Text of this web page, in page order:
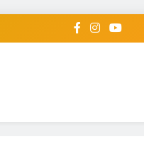
Digital"